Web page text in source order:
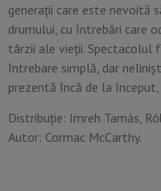
generații care este nevoită
drumului, cu întrebări care
târzii ale vieții. Spectacolul
întrebare simplă, dar
prezentă încă de la
Distribuție: Imreh Tamás,
Autor: Cormac McCarthy.